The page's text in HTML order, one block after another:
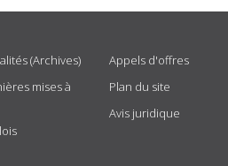
(Archives)
mises à
Appels d'offres
Plan du site
Avis juridique